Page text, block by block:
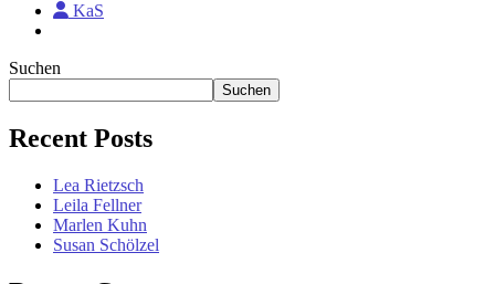
KaS
Suchen
Suchen
Recent Posts
Lea Rietzsch
Leila Fellner
Marlen Kuhn
Susan Schölzel